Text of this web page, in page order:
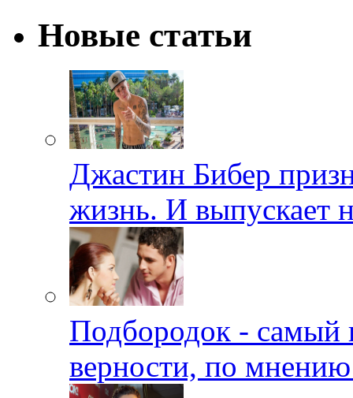
Новые статьи
Джастин Бибер
жизнь. И выпускает
Подбородок - самый
верности, по